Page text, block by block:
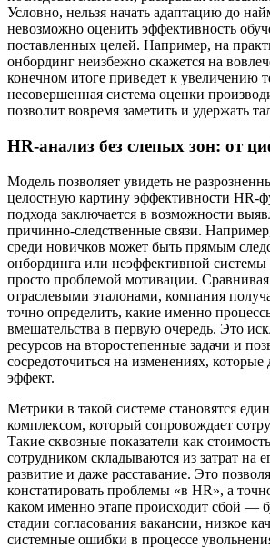
Условно, нельзя начать адаптацию до
невозможно оценить эффективность
поставленных целей. Например, на
онбординг неизбежно скажется на
конечном итоге приведет к увеличению
несовершенная система оценки
позволит вовремя заметить и удержать
HR-анализ без слепых зон: от
Модель позволяет увидеть не
целостную картину эффективности HR-
подхода заключается в возможности
причинно-следственные связи.
среди новичков может быть прямым
онбординга или неэффективной системы
просто проблемой мотивации.
отраслевыми эталонами, компания
точно определить, какие именно
вмешательства в первую очередь. Это
ресурсов на второстепенные задачи и
сосредоточиться на изменениях,
эффект.
Метрики в такой системе становятся
комплексом, который сопровождает
Такие сквозные показатели как
сотрудником складываются из затрат на
развитие и даже расставание. Это
констатировать проблемы «в HR», а
каком именно этапе происходит сбой —
стадии согласования вакансии, низкое
системные ошибки в процессе